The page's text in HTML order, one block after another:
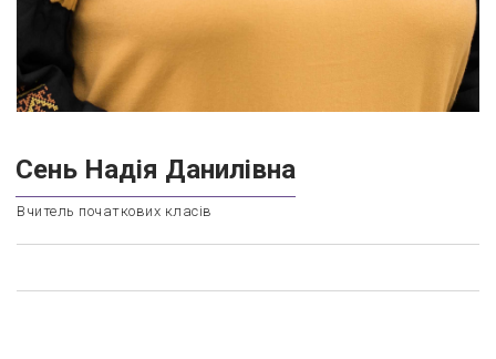
Сень Надія Данилівна
Вчитель початкових класів